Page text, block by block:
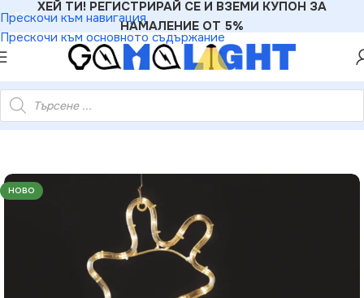
Прескочи към навигация
Прескочи към основното съдържание
ХЕЙ ТИ! РЕГИСТРИРАЙ СЕ И ВЗЕМИ КУПОН ЗА
НАМАЛЕНИЕ ОТ 5%
– 72 LED 3м лента топло бяло IP44 47×49см 1.5м кабел
НОВО